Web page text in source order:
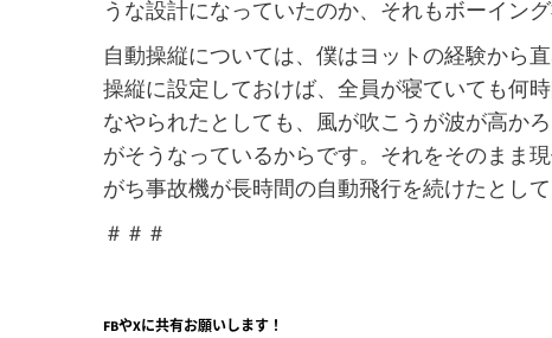
うな設計になっていたのか、それもボーイング
自動操縦については、僕はヨットの経験から
操縦に設定しておけば、全員が寝ていても何
なやられたとしても、風が吹こうが波が高か
がそうなっているからです。それをそのまま
がち事故機が長時間の自動飛行を続けたとし
＃＃＃
FBやXに共有お願いします！